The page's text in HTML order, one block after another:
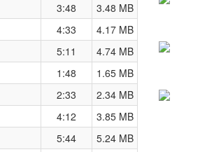
3:48
3.48 MB
4:33
4.17 MB
5:11
4.74 MB
1:48
1.65 MB
2:33
2.34 MB
4:12
3.85 MB
5:44
5.24 MB